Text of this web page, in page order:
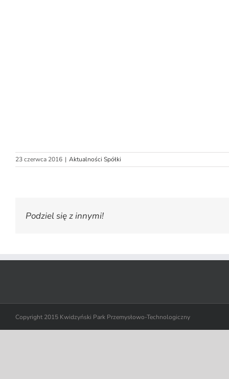
23 czerwca 2016 | Aktualności Spółki
Podziel się z innymi!
Copyright 2015 Kwidzyński Park Przemysłowo-Technologiczny